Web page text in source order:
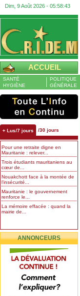
Dim, 9 Août 2026 - 05:58:43
ACCUEIL
SANTÉ
HYGIÈNE
POLITIQUE
GÉNÉRALE
+ Lus/7 jours /30 jours
Pour une retraite digne en
Mauritanie : relever...
Trois étudiants mauritaniens au
cœur de...
Nouakchott face à la montée de
l’insécurité...
Mauritanie : le gouvernement
renforce le...
La mémoire effacée : quand la
mairie de...
ANNONCEURS